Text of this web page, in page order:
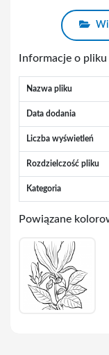
Informacje o pliku
Nazwa pliku
Data dodania
Liczba wyświetleń
Rozdzielczość pliku
Kategoria
Powiązane